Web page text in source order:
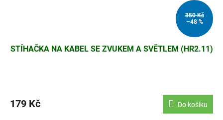
350 Kč
–48 %
STÍHAČKA NA KABEL SE ZVUKEM A SVĚTLEM (HR2.11)
179 Kč Do košíku